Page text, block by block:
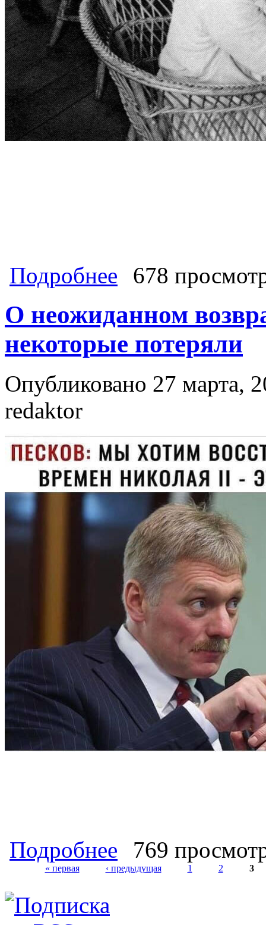
Подробнее о Как СССР первым в мире
678
О неожиданном
некоторые потеряли
Опубликовано 27 марта,
redaktor
Подробнее о О неожиданном возвращении
769
« первая ‹ предыдущая 1 2 3